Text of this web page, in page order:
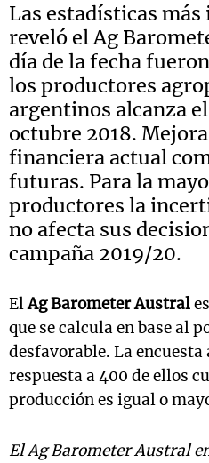
Las estadísticas
reveló el Ag
día de la fecha
los productores
argentinos alcanza
octubre 2018.
financiera actual
futuras. Para la
productores la
no afecta sus
campaña 2019/20.
ElAg Barometer Austral
que se calcula en base al
desfavorable. La
respuesta a 400 de ellos
producción es igual o
El Ag Barometer Austral